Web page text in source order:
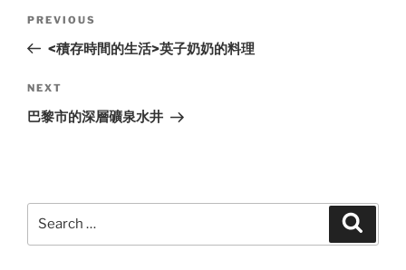
Previous
Post
PREVIOUS
<積存時間的生活>英子奶奶的料理
Next
Post
NEXT
巴黎市的深層礦泉水井